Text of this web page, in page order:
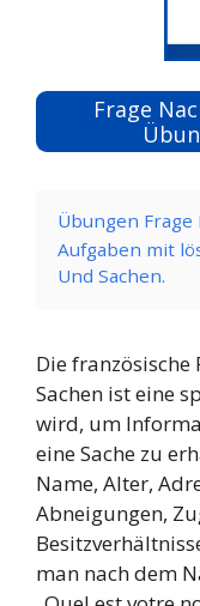
Frage
Übungen Frage
Aufgaben mit
Und Sachen.
Die französische
Sachen ist eine
wird, um
eine Sache zu
Name, Alter,
Abneigungen,
man nach dem